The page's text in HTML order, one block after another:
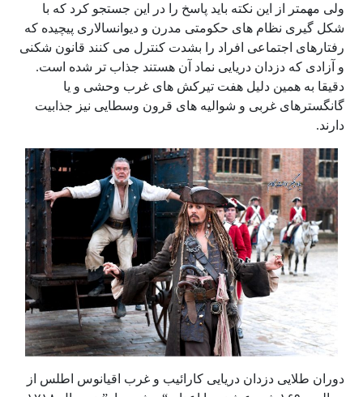
ولی مهمتر از این نکته باید پاسخ را در این جستجو کرد که با
شکل گیری نظام های حکومتی مدرن و دیوانسالاری پیچیده که
رفتارهای اجتماعی افراد را بشدت کنترل می کنند قانون شکنی
و آزادی که دزدان دریایی نماد آن هستند جذاب تر شده است.
دقیقا به همین دلیل هفت تیرکش های غرب وحشی و یا
گانگسترهای غربی و شوالیه های قرون وسطایی نیز جذابیت
دارند.
دوران طلایی دزدان دریایی کارائیب و غرب اقیانوس اطلس از